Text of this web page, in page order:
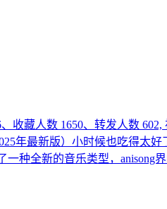
收藏人数 1650、转发人数
年最新版）小时候也吃得太
一种全新的音乐类型，anisong